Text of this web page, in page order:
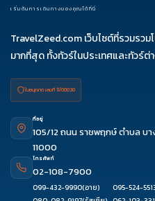
เริ่มต้นการเดินทางของคุณได้ที่นี่
TravelZeed.com เว็บไซต์ที่รวมรว
มากที่สุด ทั้งทัวร์ในประเทศและทัวร์ต่
ใบอนุญาต เลขที่ 11/08038
ที่อยู่
105/12 ถนน ราชพฤกษ์ ตำบล บ
11000
โทรศัพท์
02-108-7900
099-432-9990(อาย) 095-524-